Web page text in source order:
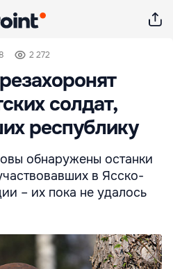
2 272
солдат,
республику
обнаружены останки
в Ясско-
– их пока не удалось